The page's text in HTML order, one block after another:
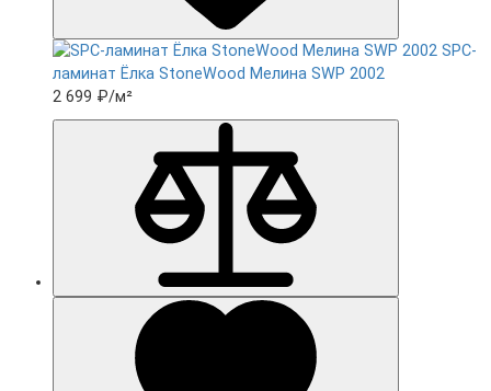
SPC-
ламинат Ëлка StoneWood Мелина SWP 2002
2 699 ₽/м²